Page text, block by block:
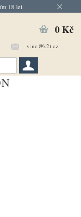
18 let.
vino@k2t.cz
0 Kč